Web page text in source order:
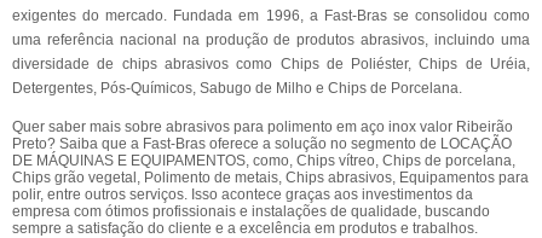
exigentes do mercado. Fundada em 1996, a Fast-Bras se consolidou como
uma referência nacional na produção de produtos abrasivos, incluindo uma
diversidade de chips abrasivos como Chips de Poliéster, Chips de Uréia,
Detergentes, Pós-Químicos, Sabugo de Milho e Chips de Porcelana.
Quer saber mais sobre abrasivos para polimento em aço inox valor Ribeirão
Preto? Saiba que a Fast-Bras oferece a solução no segmento de LOCAÇÃO
DE MÁQUINAS E EQUIPAMENTOS, como, Chips vítreo, Chips de porcelana,
Chips grão vegetal, Polimento de metais, Chips abrasivos, Equipamentos para
polir, entre outros serviços. Isso acontece graças aos investimentos da
empresa com ótimos profissionais e instalações de qualidade, buscando
sempre a satisfação do cliente e a excelência em produtos e trabalhos.